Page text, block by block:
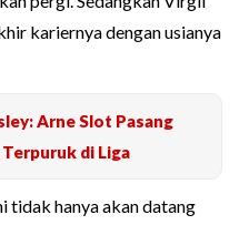
kariernya dengan usianya
Arne Slot Pasang
di Liga
tidak hanya akan datang